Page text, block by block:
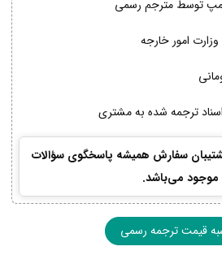
توسط مترجم رسمی
امور خارجه
ترجمه شده به مشتری
سفارش همیشه پاسخگوی سؤالات
موجود می‌باشد.
قیمت ترجمه رسمی